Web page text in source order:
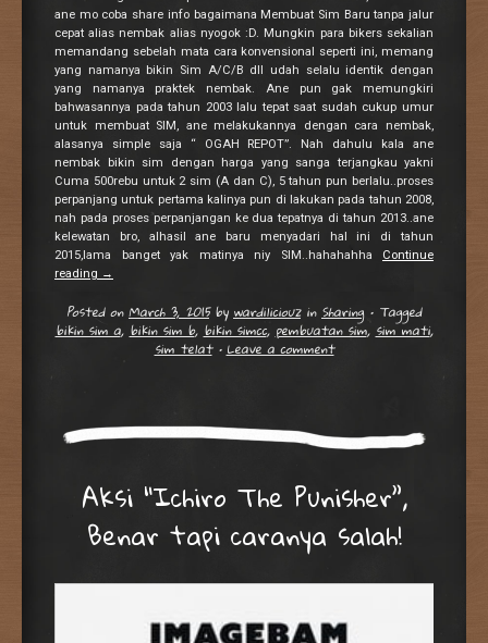
ane mo coba share info bagaimana Membuat Sim Baru tanpa jalur
cepat alias nembak alias nyogok :D. Mungkin para bikers sekalian
memandang sebelah mata cara konvensional seperti ini, memang
yang namanya bikin Sim A/C/B dll udah selalu identik dengan
yang namanya praktek nembak. Ane pun gak memungkiri
bahwasannya pada tahun 2003 lalu tepat saat sudah cukup umur
untuk membuat SIM, ane melakukannya dengan cara nembak,
alasanya simple saja “ OGAH REPOT”. Nah dahulu kala ane
nembak bikin sim dengan harga yang sanga terjangkau yakni
Cuma 500rebu untuk 2 sim (A dan C), 5 tahun pun berlalu..proses
perpanjang untuk pertama kalinya pun di lakukan pada tahun 2008,
nah pada proses perpanjangan ke dua tepatnya di tahun 2013..ane
kelewatan bro, alhasil ane baru menyadari hal ini di tahun
2015,lama banget yak matinya niy SIM..hahahahha Continue
reading →
Posted onMarch 3, 2015by wardiliciouz in Sharing • Tagged
bikin sim a, bikin sim b, bikin simcc, pembuatan sim, sim mati,
sim telat • Leave a comment
Aksi “Ichiro The Punisher”,
Benar tapi caranya salah!